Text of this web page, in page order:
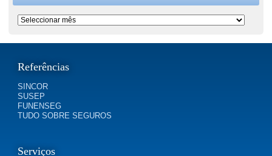
Período
Referências
SINCOR
SUSEP
FUNENSEG
TUDO SOBRE SEGUROS
Serviços